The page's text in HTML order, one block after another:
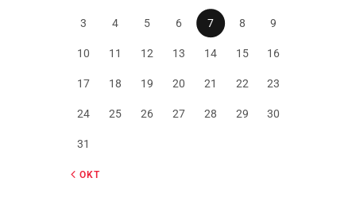
3 4 5 6 7 8 9
10 11 12 13 14 15 16
17 18 19 20 21 22 23
24 25 26 27 28 29 30
31
« OKT